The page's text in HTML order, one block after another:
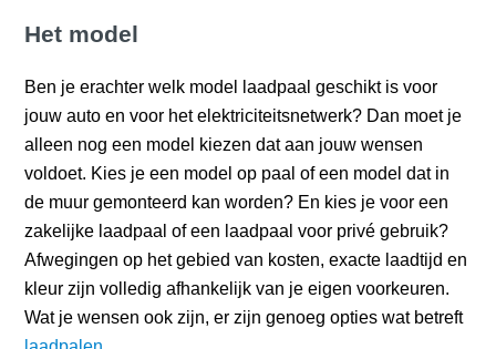
Het model
Ben je erachter welk model laadpaal geschikt is voor
jouw auto en voor het elektriciteitsnetwerk? Dan moet je
alleen nog een model kiezen dat aan jouw wensen
voldoet. Kies je een model op paal of een model dat in
de muur gemonteerd kan worden? En kies je voor een
zakelijke laadpaal of een laadpaal voor privé gebruik?
Afwegingen op het gebied van kosten, exacte laadtijd en
kleur zijn volledig afhankelijk van je eigen voorkeuren.
Wat je wensen ook zijn, er zijn genoeg opties wat betreft